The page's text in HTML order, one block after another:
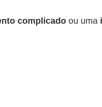
complicado ou uma